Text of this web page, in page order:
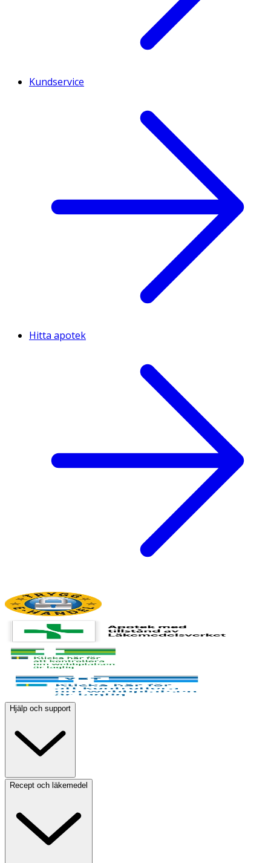
Kundservice
Hitta apotek
Hjälp och support
Recept och läkemedel